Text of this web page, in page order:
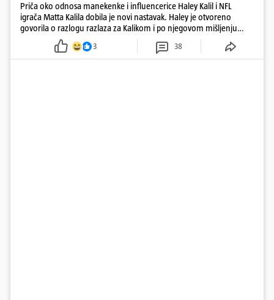
Priča oko odnosa manekenke i influencerice Haley Kalil i NFL
igrača Matta Kalila dobila je novi nastavak. Haley je otvoreno
govorila o razlogu razlaza za Kalikom i po njegovom mišljenju
prešla granicu dobrog ukusa
3 38